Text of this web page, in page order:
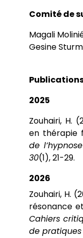
Comité de
Magali
Gesine Sturm
2025
Zouhairi, H.
en thérapie
de
30(1), 21-29.
2026
Zouhairi, H.
résonance
Cahiers
de pratiques